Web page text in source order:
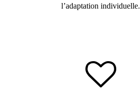
l’adaptation individuelle.